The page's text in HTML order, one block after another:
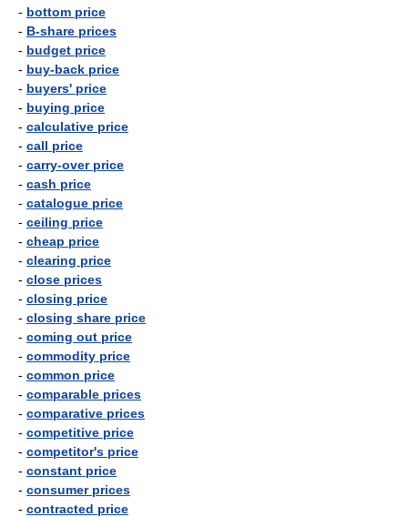
- bottom price
- B-share prices
- budget price
- buy-back price
- buyers' price
- buying price
- calculative price
- call price
- carry-over price
- cash price
- catalogue price
- ceiling price
- cheap price
- clearing price
- close prices
- closing price
- closing share price
- coming out price
- commodity price
- common price
- comparable prices
- comparative prices
- competitive price
- competitor's price
- constant price
- consumer prices
- contracted price